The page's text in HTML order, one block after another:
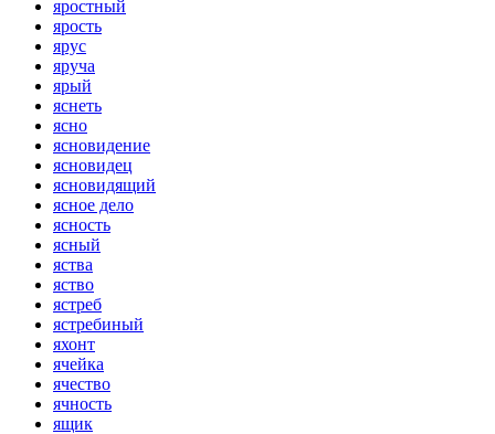
яростный
ярость
ярус
яруча
ярый
яснеть
ясно
ясновидение
ясновидец
ясновидящий
ясное дело
ясность
ясный
яства
яство
ястреб
ястребиный
яхонт
ячейка
ячество
ячность
ящик